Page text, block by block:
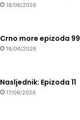
18/06/2026
Crno more epizoda 99
18/06/2026
Nasljednik: Epizoda 11
17/06/2026